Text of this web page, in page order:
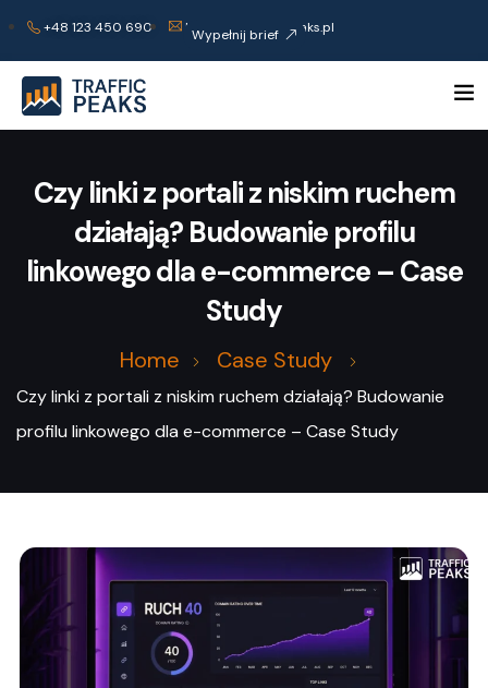
+48 123 450 690 kontakt@trafficpeaks.pl
Wypełnij brief
Czy linki z portali z niskim ruchem
działają? Budowanie profilu
linkowego dla e-commerce – Case
Study
Home Case Study
Czy linki z portali z niskim ruchem działają? Budowanie
profilu linkowego dla e-commerce – Case Study